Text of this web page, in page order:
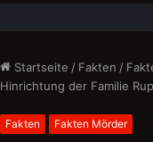
Startseite / Fakten /
Hinrichtung der Familie
Fakten Fakten Mörder